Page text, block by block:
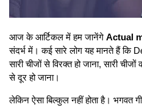
आज के आर्टिकल में हम जानेंगे Actual
संदर्भ में। कई सारे लोग यह मानते हैं कि
सारी चीजों से विरक्त हो जाना, सारी
से दूर हो जाना।
लेकिन ऐसा बिल्कुल नहीं होता है। भगवत